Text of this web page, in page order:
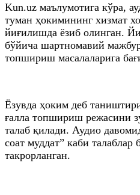
Kun.uz маълумотига кўра,
туман ҳокимининг хизмат
йиғилишда ёзиб олинган.
бўйича шартномавий
топшириш масалаларига
Ёзувда ҳоким деб
ғалла топшириш режасини
талаб қилади. Аудио
соат муддат” каби талаблар
такрорланган.